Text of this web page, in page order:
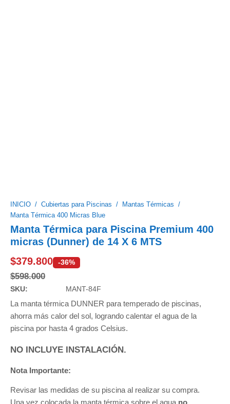
INICIO/ Cubiertas para Piscinas / Mantas Térmicas /
Manta Térmica 400 Micras Blue
Manta Térmica para Piscina Premium 400
micras (Dunner) de 14 X 6 MTS
$379.800 -36%
$598.000
SKU: MANT-84F
La manta térmica DUNNER para temperado de piscinas,
ahorra más calor del sol, logrando calentar el agua de la
piscina por hasta 4 grados Celsius.
NO INCLUYE INSTALACIÓN.
Nota Importante:
Revisar las medidas de su piscina al realizar su compra.